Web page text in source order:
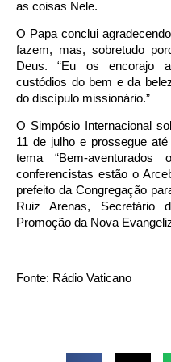
as coisas Nele.
O Papa conclui
fazem, mas, sobretudo
Deus. “Eu os encorajo
custódios do bem e da
do discípulo missionário.”
O Simpósio Internacional
11 de julho e prossegue
tema “Bem-
conferencistas estão o
prefeito da Congregação
Ruiz Arenas, Secretário
Promoção da Nova
Fonte: Rádio Vaticano